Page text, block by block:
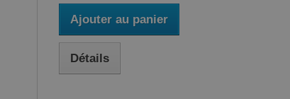
Ajouter au panier
Détails